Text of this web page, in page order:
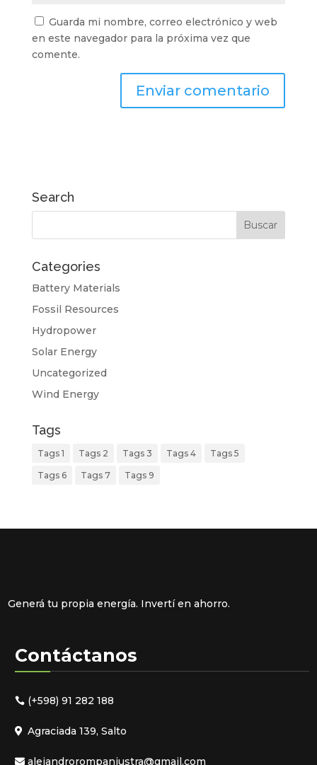
Guarda mi nombre, correo electrónico y web
en este navegador para la próxima vez que
comente.
Search
Categories
Battery Materials
Fossil Resources
Hydropower
Solar Energy
Uncategorized
Wind Energy
Tags
Tags 1 Tags 2 Tags 3 Tags 4 Tags 5
Tags 6 Tags 7 Tags 9
Generá tu propia energía. Invertí en ahorro.
Contáctanos
(+598) 91 282 188
Agraciada 139, Salto
alejandrorompaniustra@gmail.com